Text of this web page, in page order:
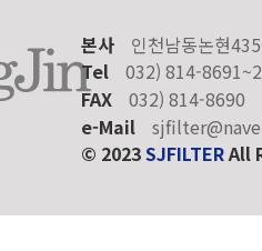
본사
인천남동논현
Tel
032) 814-8691~2
FAX
032) 814-8690
e-Mail
© 2023SJFILTERAll